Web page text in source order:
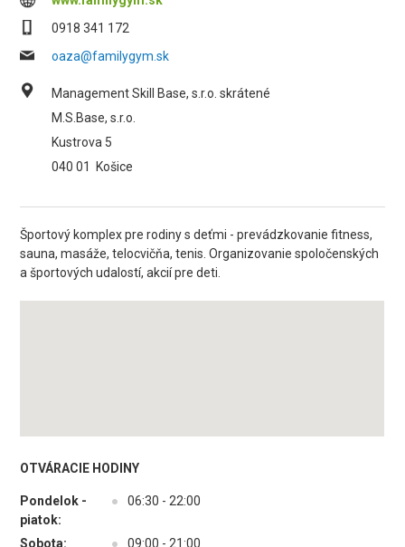
0918 341 172
oaza@familygym.sk
Management Skill Base, s.r.o. skrátené
M.S.Base, s.r.o.
Kustrova 5
040 01
Košice
Športový komplex pre rodiny s deťmi - prevádzkovanie fitness,
sauna, masáže, telocvičňa, tenis. Organizovanie spoločenských
a športových udalostí, akcií pre deti.
OTVÁRACIE HODINY
Pondelok -
piatok:
● 06:30 - 22:00
Sobota: ●
09:00 - 21:00